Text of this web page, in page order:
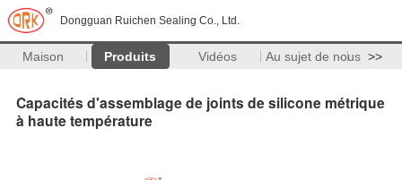
Dongguan Ruichen Sealing Co., Ltd.
Maison Produits Vidéos Au sujet de nous >>
Capacités d'assemblage de joints de silicone métrique
à haute température